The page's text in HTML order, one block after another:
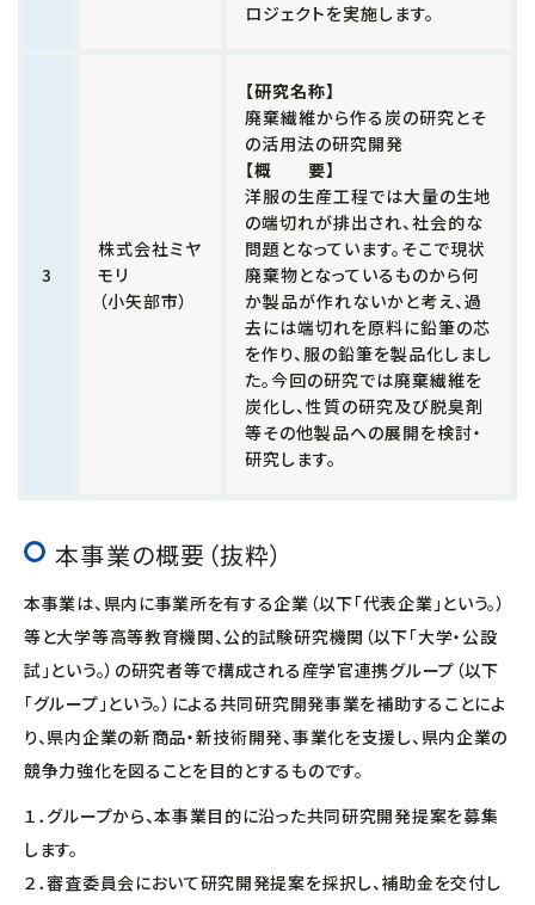
ロジェクトを実施します。
3
株式会社ミヤ
モリ
（小矢部市）
【研究名称】
廃棄繊維から作る炭の研究とそ
の活用法の研究開発
【概 要】
洋服の生産工程では大量の生地
の端切れが排出され、社会的な
問題となっています。そこで現状
廃棄物となっているものから何
か製品が作れないかと考え、過
去には端切れを原料に鉛筆の芯
を作り、服の鉛筆を製品化しまし
た。今回の研究では廃棄繊維を
炭化し、性質の研究及び脱臭剤
等その他製品への展開を検討・
研究します。
本事業の概要（抜粋）
本事業は、県内に事業所を有する企業（以下「代表企業」という。）
等と大学等高等教育機関、公的試験研究機関（以下「大学・公設
試」という。）の研究者等で構成される産学官連携グループ（以下
「グループ」という。）による共同研究開発事業を補助することによ
り、県内企業の新商品・新技術開発、事業化を支援し、県内企業の
競争力強化を図ることを目的とするものです。
１．グループから、本事業目的に沿った共同研究開発提案を募集
します。
２．審査委員会において研究開発提案を採択し、補助金を交付し